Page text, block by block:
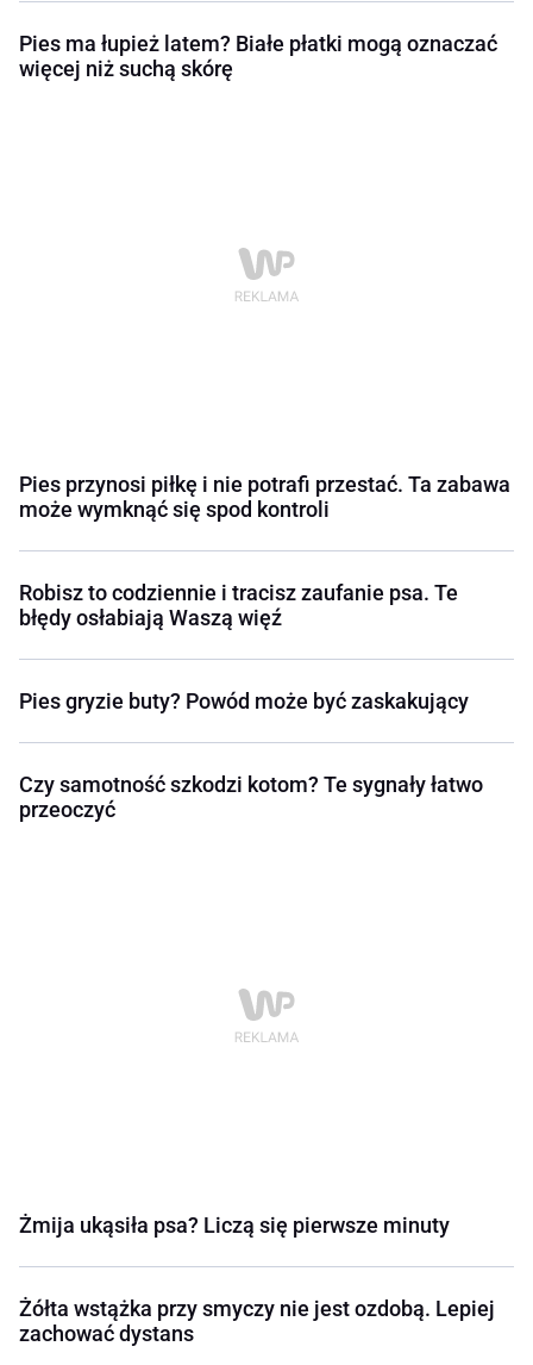
Pies ma łupież latem? Białe płatki mogą oznaczać
więcej niż suchą skórę
Pies przynosi piłkę i nie potrafi przestać. Ta zabawa
może wymknąć się spod kontroli
Robisz to codziennie i tracisz zaufanie psa. Te
błędy osłabiają Waszą więź
Pies gryzie buty? Powód może być zaskakujący
Czy samotność szkodzi kotom? Te sygnały łatwo
przeoczyć
Żmija ukąsiła psa? Liczą się pierwsze minuty
Żółta wstążka przy smyczy nie jest ozdobą. Lepiej
zachować dystans